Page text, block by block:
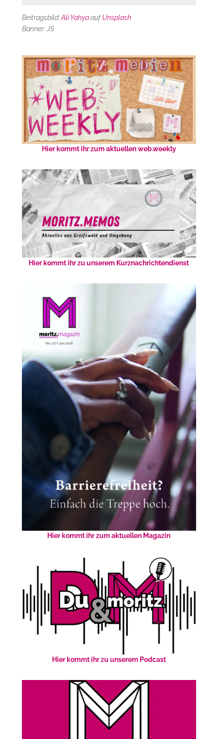
Beitragsbild:Ali YahyaaufUnsplash
Banner: JS
Hier kommt ihr zum aktuellen web.weekly
Hier kommt ihr zu unserem Kurznachrichtendienst
Hier kommt ihr zum aktuellen Magazin
Hier kommt ihr zu unserem Podcast